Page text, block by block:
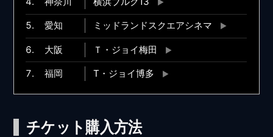
愛知 ミッドランドスクエアシネマ
大阪 Ｔ・ジョイ梅田
福岡 T・ジョイ博多
チケット購入方法